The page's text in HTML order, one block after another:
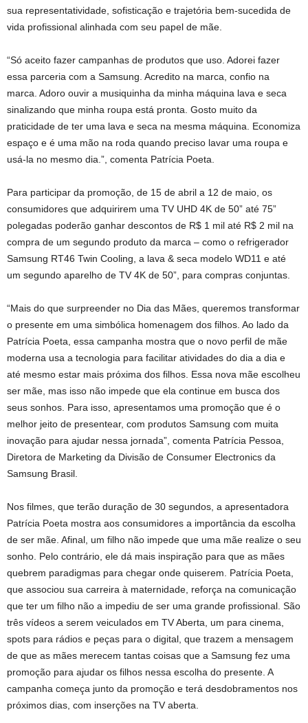
sua representatividade, sofisticação e trajetória bem-sucedida de
vida profissional alinhada com seu papel de mãe.
“Só aceito fazer campanhas de produtos que uso. Adorei fazer
essa parceria com a Samsung. Acredito na marca, confio na
marca. Adoro ouvir a musiquinha da minha máquina lava e seca
sinalizando que minha roupa está pronta. Gosto muito da
praticidade de ter uma lava e seca na mesma máquina. Economiza
espaço e é uma mão na roda quando preciso lavar uma roupa e
usá-la no mesmo dia.”, comenta Patrícia Poeta.
Para participar da promoção, de 15 de abril a 12 de maio, os
consumidores que adquirirem uma TV UHD 4K de 50” até 75”
polegadas poderão ganhar descontos de R$ 1 mil até R$ 2 mil na
compra de um segundo produto da marca – como o refrigerador
Samsung RT46 Twin Cooling, a lava & seca modelo WD11 e até
um segundo aparelho de TV 4K de 50”, para compras conjuntas.
“Mais do que surpreender no Dia das Mães, queremos transformar
o presente em uma simbólica homenagem dos filhos. Ao lado da
Patrícia Poeta, essa campanha mostra que o novo perfil de mãe
moderna usa a tecnologia para facilitar atividades do dia a dia e
até mesmo estar mais próxima dos filhos. Essa nova mãe escolheu
ser mãe, mas isso não impede que ela continue em busca dos
seus sonhos. Para isso, apresentamos uma promoção que é o
melhor jeito de presentear, com produtos Samsung com muita
inovação para ajudar nessa jornada”, comenta Patrícia Pessoa,
Diretora de Marketing da Divisão de Consumer Electronics da
Samsung Brasil.
Nos filmes, que terão duração de 30 segundos, a apresentadora
Patrícia Poeta mostra aos consumidores a importância da escolha
de ser mãe. Afinal, um filho não impede que uma mãe realize o seu
sonho. Pelo contrário, ele dá mais inspiração para que as mães
quebrem paradigmas para chegar onde quiserem. Patrícia Poeta,
que associou sua carreira à maternidade, reforça na comunicação
que ter um filho não a impediu de ser uma grande profissional. São
três vídeos a serem veiculados em TV Aberta, um para cinema,
spots para rádios e peças para o digital, que trazem a mensagem
de que as mães merecem tantas coisas que a Samsung fez uma
promoção para ajudar os filhos nessa escolha do presente. A
campanha começa junto da promoção e terá desdobramentos nos
próximos dias, com inserções na TV aberta.